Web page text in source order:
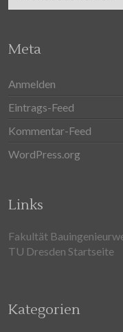
Meta
Anmelden
Eintrags-Feed
Kommentar-Feed
WordPress.org
Links
Fakultät
TU Dresden Startseite
Kategorien